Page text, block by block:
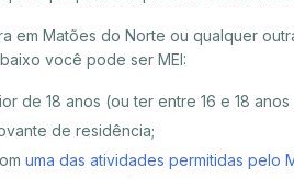
em Matões do Norte ou qualquer
você pode ser MEI:
de 18 anos (ou ter entre 16 e 18
de residência;
uma das atividades permitidas pelo